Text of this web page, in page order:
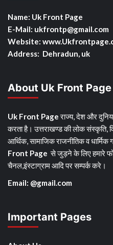
Name: Uk Front Page
E-Mail: ukfrontp@gmail.com
Website:
Address: Dehradun, uk
About Uk Front Page
Uk Front Pageराज्य, देश और
करता है। उत्तराखण्ड की लोक संस्कृति,
आर्थिक, सामाजिक राजनीतिक व धार्मिक
Front Page से जुड़ने के लिए हमारे
चैनल,इंस्टाग्राम आदि पर सम्पर्क करे।
Email: @gmail.com
Important Pages